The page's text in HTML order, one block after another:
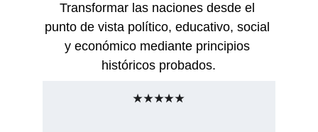
Transformar las naciones desde el
punto de vista político, educativo, social
y económico mediante principios
históricos probados.
★★★★★